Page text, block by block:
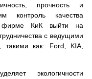
прочность и
контроль качества
фирме КиК выйти на
с ведущими
такими как: Ford, KIA,
экологичности